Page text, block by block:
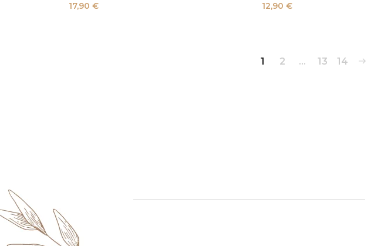
17,90 €
12,90 €
1 2 … 13 14